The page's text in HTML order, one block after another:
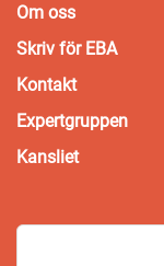
Om oss
Skriv för EBA
Kontakt
Expertgruppen
Kansliet